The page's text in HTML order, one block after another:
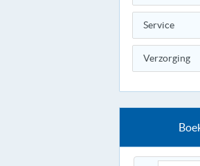
Service
Verzorging